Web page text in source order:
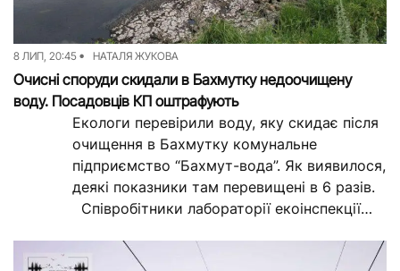
Репортажі
Блог
Команда
Реклама
Редакційна політика
8 ЛИП, 20:45 НАТАЛЯ ЖУКОВА
Очисні споруди скидали в Бахмутку недоочищену
воду. Посадовців КП оштрафують
Екологи перевірили воду, яку скидає після
очищення в Бахмутку комунальне
підприємство “Бахмут-вода”. Як виявилося,
деякі показники там перевищені в 6 разів.
Співробітники лабораторії екоінспекції